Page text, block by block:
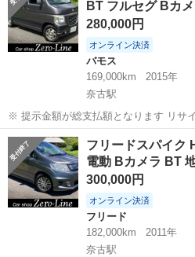
やくだらない質問、値...BT フルセグ Bカ
280,000円
オンライン決済
バモス
169,000km
2015年
奈古駅
※ 提示金額が総支払額となります リサ
いきなりの購入はキャンセルさせて頂
ます。 まず支払い能力がない、約束を守れない、調べれば分かること
やくだらない質問、値...
山口 萩市 奈古駅 バモス
フリードスパイク
電動 Bカメ
300,000円
オンライン決済
フリード
182,000km
2011年
奈古駅